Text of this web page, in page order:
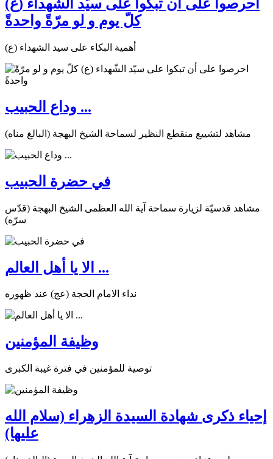
احرصوا على أن تبكوا على سيّد الشّهداء (ع)
كلّ يوم و لو مرّةً واحدةً
أهمية البكاء على سيد الشهداء (ع)
وداع الحبيب ...
مشاهد لتشييع منقطع النظير لسماحة الشيخ البهجة (البالغ مناه)
في حضرة الحبيب
مشاهد قدسيّة لزيارة سماحة آية الله العظمى الشيخ البهجة (قدّس
سرّه)
الا يا أهل العالم ...
نداء الامام الحجة (عج) عند ظهوره
وظيفة المؤمنين
توصية للمؤمنين في فترة غيبة الكبرى
إحياء ذكرى شهادة السيدة الزهراء (سلام الله
عليها)